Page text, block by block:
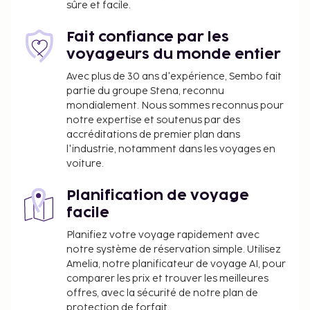
une consigne à bagages. Un parking gratuit est
détente avant tout ! Profitez des nombreuses
options de loisirs disponibles dans l'hébergement,
notamment une piscine extérieure en saison, ou
admirez la vue qui vous est offerte depuis un jardin.
Parmi les équipements et services offerts par cette
maison de campagne vous trouvez également
l'accès Wi-Fi à Internet gratuit, un service de
conciergerie et une cheminée dans le hall.
l’hébergement. Ces frais peuvent comprendre les
taxes applicables :
Taxe prélevée par la ville : 1.00 EUR par
personne et par nuit
Services de nettoyage : 10 EUR par
hébergement et par nuit (varie en fonction de
l'unité d'hébergement)
sûre et facile.
Fait confiance par les
voyageurs du monde entier
Avec plus de 30 ans d'expérience, Sembo fait
partie du groupe Stena, reconnu
mondialement. Nous sommes reconnus pour
notre expertise et soutenus par des
accréditations de premier plan dans
l'industrie, notamment dans les voyages en
voiture.
Planification de voyage
facile
Planifiez votre voyage rapidement avec
notre système de réservation simple. Utilisez
Amelia, notre planificateur de voyage AI, pour
comparer les prix et trouver les meilleures
offres, avec la sécurité de notre plan de
protection de forfait.